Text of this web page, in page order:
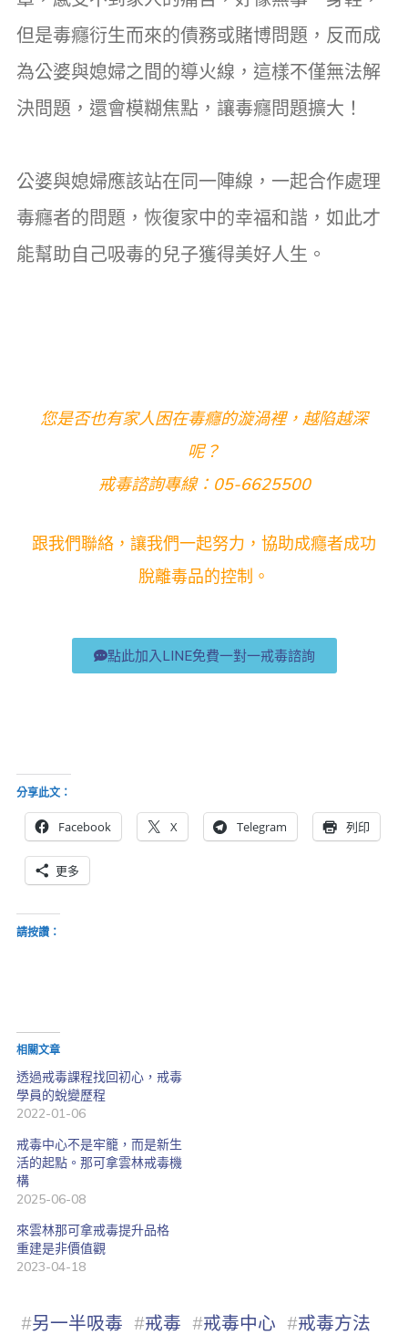
但是毒癮衍生而來的債務或賭博問題，反而成
為公婆與媳婦之間的導火線，這樣不僅無法解
決問題，還會模糊焦點，讓毒癮問題擴大！
公婆與媳婦應該站在同一陣線，一起合作處理
毒癮者的問題，恢復家中的幸福和諧，如此才
能幫助自己吸毒的兒子獲得美好人生。
您是否也有家人困在毒癮的漩渦裡，越陷越深
呢？
戒毒諮詢專線：05-6625500
跟我們聯絡，讓我們一起努力，協助成癮者成功
脫離毒品的控制。
點此加入LINE免費一對一戒毒諮詢
分享此文：
Facebook X Telegram 列印
更多
請按讚：
相關文章
透過戒毒課程找回初心，戒毒
學員的蛻變歷程
2022-01-06
戒毒中心不是牢籠，而是新生
活的起點。那可拿雲林戒毒機
構
2025-06-08
來雲林那可拿戒毒提升品格
重建是非價值觀
2023-04-18
#另一半吸毒 #戒毒 #戒毒中心 #戒毒方法